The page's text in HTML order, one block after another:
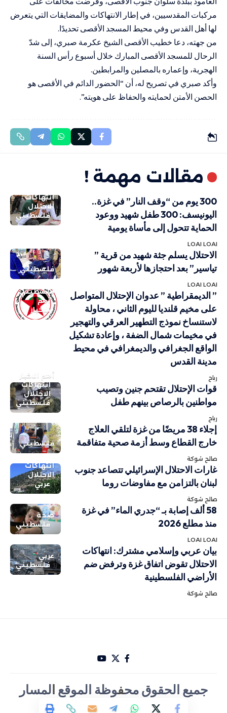
مركبات المقدسيين، في إطار الانتهاكات والمضايقات التي يتعرض
لها أهل القدس وفي محيط المسجد الأقصى تحديدًا.
من جهته، دعا خطيب الأقصى الشيخ عكرمة صبري، إلى شدّ
الرحال للمسجد الأقصى المبارك خلال أسبوع رأس السنة
الهجرية، وإعماره بالمصلين والمرابطين.
وأكد صبري في تصريح له، أن “الحضور الدائم في الأقصى هو
الحصن الأمتن لحمايته والحفاظ على هويته”.
مقالات مهمة !
انتهاكات
الاحتلال
فلسطيني
300 يوم من “وقف النار” في غزة..
اليونيسف: 300 طفل شهيد ووعود
الحماية تتحول إلى مأساة يومية
LOAI LOAI
فلسطيني
الاحتلال يسلم جثة شهيد من قرية ”
تياسير” بعد احتجازها لأربعة شهور
LOAI LOAI
فلسطيني
أهم
الاخبار
” الديمقراطية ” عدوان الإحتلال المتواصل
على مخيم قلنديا لليوم الثاني ، محاولة
لاستنساخ نموذج التطهير العرقي والتهجير
في مخيمات شمال الضفة ، وإعادة تشكيل
الواقع الجغرافي والديمغرافي في محيط
مدينة القدس
رباح
أهم الاخبار
انتهاكات
الاحتلال
فلسطيني
قوات الإحتلال تقتحم جنين وتصيب
مواطنين بالرصاص بينهم طفل
رباح
فلسطيني
إجلاء 38 مريضًا من غزة لتلقي العلاج
خارج القطاع وسط أزمة صحية متفاقمة
صالح شوكة
انتهاكات
الاحتلال
عربي
غارات الاحتلال الإسرائيلي تتصاعد جنوب
لبنان بالتزامن مع مفاوضات روما
صالح شوكة
صحة
فلسطيني
58 ألف إصابة بـ “جدري الماء” في غزة
منذ مطلع 2026
LOAI LOAI
عربي
فلسطيني
بيان عربي وإسلامي مشترك: انتهاكات
الاحتلال تقوض اتفاق غزة وترفض ضم
الأراضي الفلسطينية
صالح شوكة
جميع الحقوق محفوظة الموقع المسار
الأخباري تصميم Hakam